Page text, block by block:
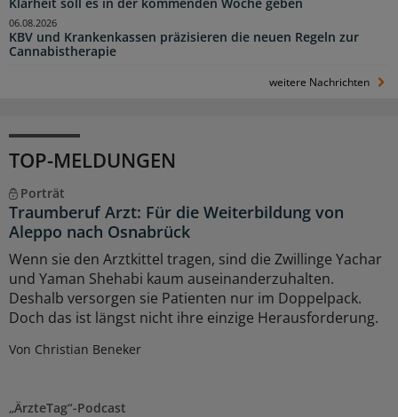
Klarheit soll es in der kommenden Woche geben
KBV und Krankenkassen präzisieren die neuen Regeln zur
Cannabistherapie
06.08.2026
weitere Nachrichten
TOP-MELDUNGEN
Porträt
Traumberuf Arzt: Für die Weiterbildung von
Aleppo nach Osnabrück
Wenn sie den Arztkittel tragen, sind die Zwillinge Yachar
und Yaman Shehabi kaum auseinanderzuhalten.
Deshalb versorgen sie Patienten nur im Doppelpack.
Doch das ist längst nicht ihre einzige Herausforderung.
Von Christian Beneker
„ÄrzteTag“-Podcast